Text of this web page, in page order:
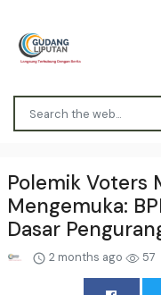
Polemik Voters
Mengemuka:
Dasar
2 months ago 57